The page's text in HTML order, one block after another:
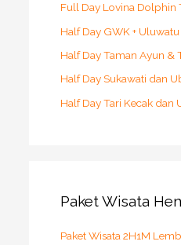
Full Day Lovina Dolphin
Half Day GWK +
Half Day Taman Ayun &
Half Day Sukawati dan
Half Day Tari Kecak dan
Paket Wisata
Paket Wisata 2H1M